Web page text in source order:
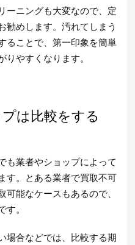
ーニングも大変なので、定
勧めします。汚れてしまう
ることで、第一印象を簡単
りやすくなります。
は比較をする
も業者やショップによって
す。とある業者で買取不可
可能なケースもあるので、
す。
場合などでは、比較する期